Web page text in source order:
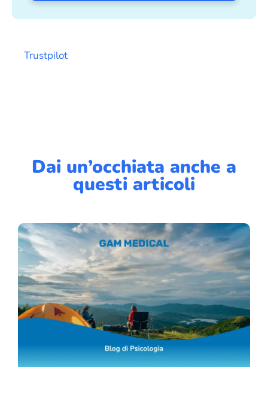
Trustpilot
Dai un’occhiata anche a
questi articoli